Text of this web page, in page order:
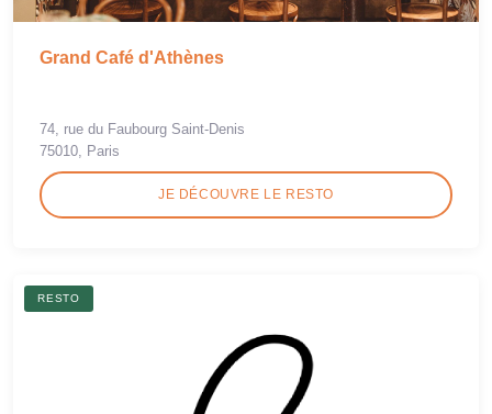
Grand Café d'Athènes
74, rue du Faubourg Saint-Denis
75010, Paris
JE DÉCOUVRE LE RESTO
RESTO